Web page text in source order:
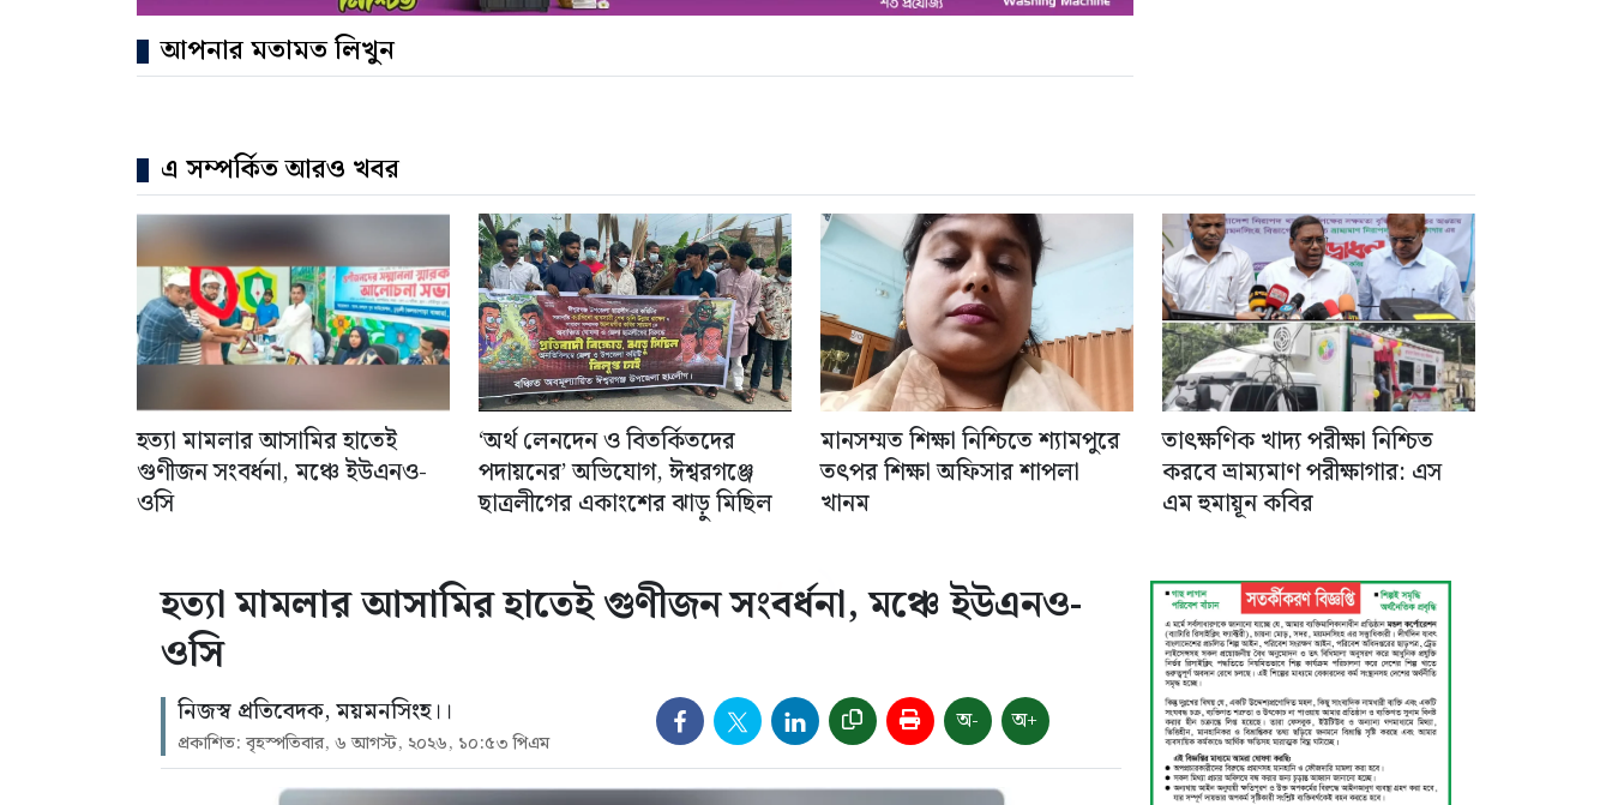
আপনার মতামত লিখুন
কর্মশালার সনদ বিতরণ ৫
আগস্ট
বিএনপি নেতার মাছের ঘেরে
অবৈধ বিদ্যুৎ সংযোগে
কিশোরের মৃত্যু, লাশ ঘিরে
বিক্ষোভের অভিযোগ
১০
এ সম্পর্কিত আরও খবর
হত্যা মামলার আসামির হাতেই
গুণীজন সংবর্ধনা, মঞ্চে ইউএনও-
ওসি
‘অর্থ লেনদেন ও বিতর্কিতদের
পদায়নের’ অভিযোগ, ঈশ্বরগঞ্জে
ছাত্রলীগের একাংশের ঝাড়ু মিছিল
মানসম্মত শিক্ষা নিশ্চিতে শ্যামপুরে
তৎপর শিক্ষা অফিসার শাপলা
খানম
তাৎক্ষণিক খাদ্য পরীক্ষা নিশ্চিত
করবে ভ্রাম্যমাণ পরীক্ষাগার: এস
এম হুমায়ূন কবির
হত্যা মামলার আসামির হাতেই গুণীজন সংবর্ধনা, মঞ্চে ইউএনও-
ওসি
নিজস্ব প্রতিবেদক, ময়মনসিংহ।।
প্রকাশিত: বৃহস্পতিবার, ৬ আগস্ট, ২০২৬, ১০:৫৩ পিএম
অ- অ+